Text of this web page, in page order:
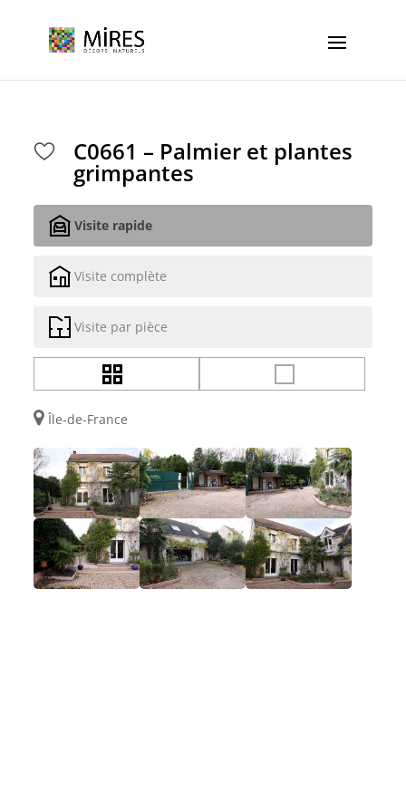
C0661 – Palmier et plantes
grimpantes
Visite rapide
Visite complète
Visite par pièce
Île-de-France